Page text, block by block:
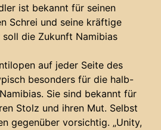
ist bekannt für seinen
Schrei und seine kräftige
soll die Zukunft Namibias
auf jeder Seite des
besonders für die halb-
Sie sind bekannt für
Stolz und ihren Mut. Selbst
gegenüber vorsichtig. „Unity,